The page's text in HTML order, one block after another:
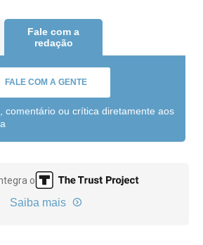
Fale com a
redação
FALE COM A GENTE
comentário ou crítica diretamente aos
o
Saiba mais